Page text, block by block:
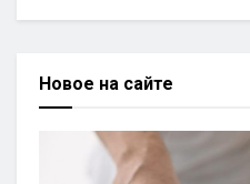
Новое на сайте